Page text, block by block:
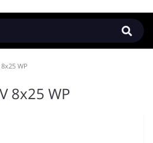
WP
8x25 WP